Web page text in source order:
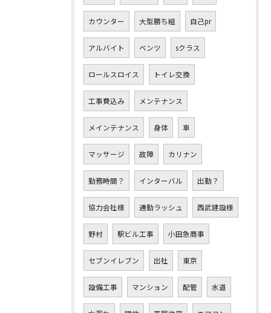
カウンター 大型勝ち組 自己pr
アルバイト ベンツ sクラス
ロールスロイス トイレ交換
工事費込み メンテナンス
メインテナンス 身体 車
マッサージ 故障 カリナン
勤務時間？ インターバル 出勤？
協力会社様 通勤ラッシュ 西武建設様
野村 駅ビル工事 小田急商事
セブンイレブン 出社 東京
設備工事 マンション 配管 水道